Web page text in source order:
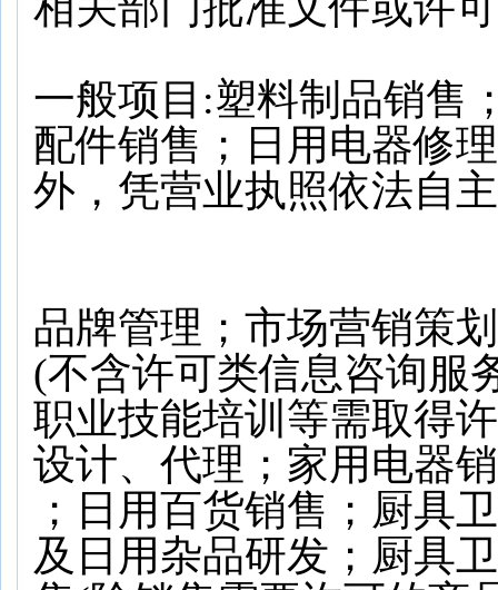
一般项目:塑料制品销售
配件销售；日用电器修
外，凭营业执照依法自
品牌管理；市场营销策
(不含许可类信息咨询服
职业技能培训等需取得
设计、代理；家用电器
；日用百货销售；厨具
及日用杂品研发；厨具